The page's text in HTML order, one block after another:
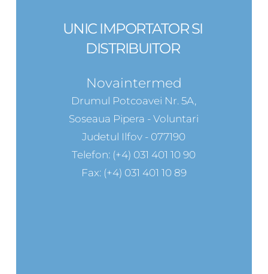
UNIC IMPORTATOR SI
DISTRIBUITOR
Novaintermed
Drumul Potcoavei Nr. 5A,
Soseaua Pipera - Voluntari
Judetul Ilfov - 077190
Telefon: (+4) 031 401 10 90
Fax: (+4) 031 401 10 89